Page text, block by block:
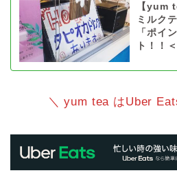
【yum
ミルク
「ポイ
ト！！
＼ yum tea はUber